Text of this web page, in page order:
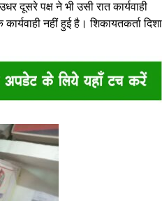
दूसरे पक्ष ने भी उसी रात कार्यवाही
नहीं हुई है। शिकायतकर्ता दिशा